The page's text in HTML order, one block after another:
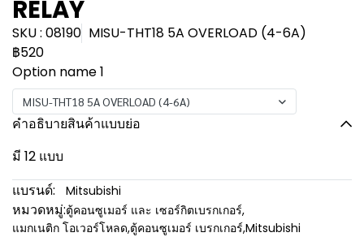
RELAY
SKU : 08190 MISU-THT18 5A OVERLOAD (4-6A)
฿520
Option name 1
MISU-THT18 5A OVERLOAD (4-6A)
คำอธิบายสินค้าแบบย่อ
มี 12 แบบ
แบรนด์:
Mitsubishi
หมวดหมู่:ตู้คอนซูเมอร์ และ เซอร์กิตเบรกเกอร์,
แมกเนติก โอเวอร์โหลด,ตู้คอนซูเมอร์ เบรกเกอร์,Mitsubishi